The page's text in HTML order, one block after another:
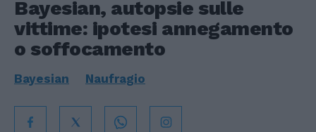
Bayesian, autopsie sulle
vittime: ipotesi annegamento
o soffocamento
Bayesian Naufragio